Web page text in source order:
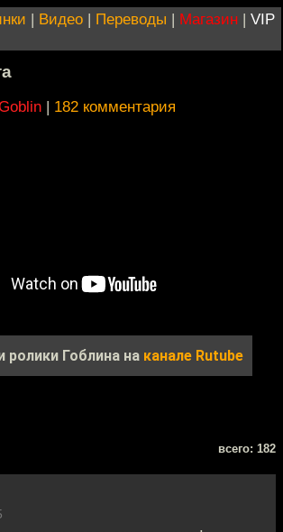
| Видео | Переводы | Магазин | VIP
| 182 комментария
ролики Гоблина на канале Rutube
всего: 182